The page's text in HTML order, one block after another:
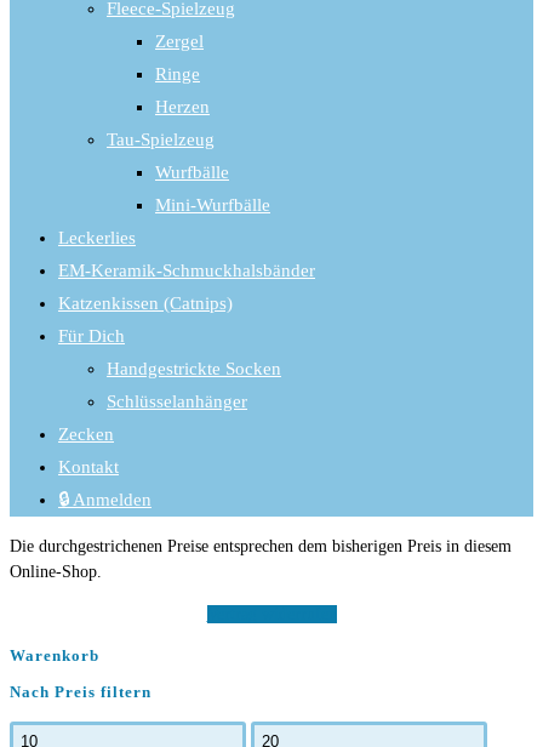
Fleece-Spielzeug
Zergel
Ringe
Herzen
Tau-Spielzeug
Wurfbälle
Mini-Wurfbälle
Leckerlies
EM-Keramik-Schmuckhalsbänder
Katzenkissen (Catnips)
Für Dich
Handgestrickte Socken
Schlüsselanhänger
Zecken
Kontakt
🔒 Anmelden
Die durchgestrichenen Preise entsprechen dem bisherigen Preis in diesem
Online-Shop.
Warenkorb
Nach Preis filtern
Min.
Max.